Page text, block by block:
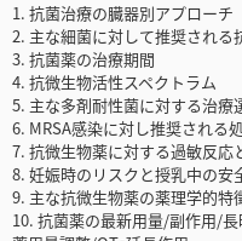
1. 抗菌治療の臓器別アプローチ
2. 主な細菌に対して推奨される
3. 抗菌薬の治療期間
4. 抗微生物活性スペクトラム
5. 主な多剤耐性菌に対する治療
6. MRSA感染に対し推奨される
7. 抗微生物薬に対する過敏反応
8. 妊娠時のリスクと授乳中の安
9. 主な抗微生物薬の薬理学的特
10. 抗菌薬の最新用量/副作用/